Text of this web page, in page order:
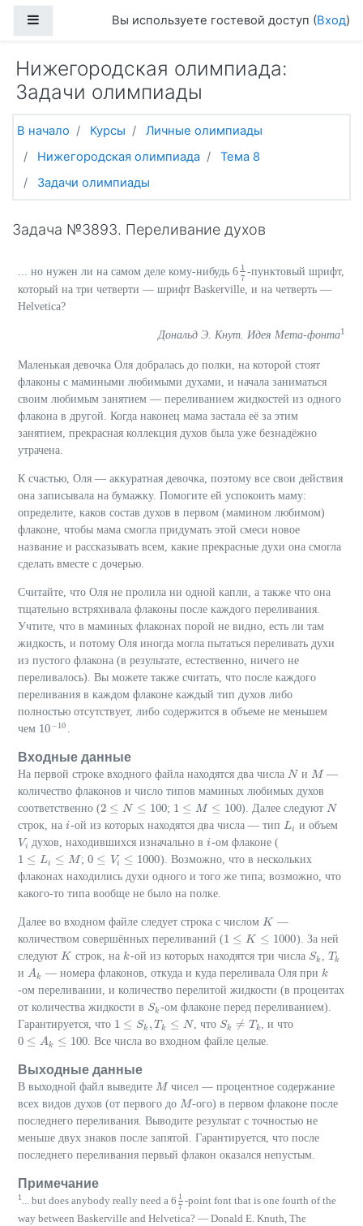
Боковая панельВы используете гостевой доступ (Вход)
Нижегородская олимпиада:
Задачи олимпиады
В начало Курсы
Личные олимпиады
Нижегородская олимпиада
Тема 8
Задачи олимпиады
Задача №3893. Переливание духов
... но нужен ли на самом деле кому-нибудь 6 1
7
17-пунктовый шрифт,
который на три четверти — шрифт Baskerville, и на четверть —
Helvetica?
Дональд Э. Кнут. Идея Мета-фонта1
Маленькая девочка Оля добралась до полки, на которой стоят
флаконы с мамиными любимыми духами, и начала заниматься
своим любимым занятием — переливанием жидкостей из одного
флакона в другой. Когда наконец мама застала её за этим
занятием, прекрасная коллекция духов была уже безнадёжно
утрачена.
К счастью, Оля — аккуратная девочка, поэтому все свои действия
она записывала на бумажку. Помогите ей успокоить маму:
определите, каков состав духов в первом (мамином любимом)
флаконе, чтобы мама смогла придумать этой смеси новое
название и рассказывать всем, какие прекрасные духи она смогла
сделать вместе с дочерью.
Считайте, что Оля не пролила ни одной капли, а также что она
тщательно встряхивала флаконы после каждого переливания.
Учтите, что в маминых флаконах порой не видно, есть ли там
жидкость, и потому Оля иногда могла пытаться переливать духи
из пустого флакона (в результате, естественно, ничего не
переливалось). Вы можете также считать, что после каждого
переливания в каждом флаконе каждый тип духов либо
полностью отсутствует, либо содержится в объеме не меньшем
чем 10−10
10−10 .
Входные данные
На первой строке входного файла находятся два числа N
N иM
M —
количество флаконов и число типов маминых любимых духов
соответственно (2 ≤ N ≤ 100
2 ≤N ≤100 ; 1 ≤ M ≤ 100
1 ≤M≤100 ). Далее следуютN
N
строк, на i
i-ой из которых находятся два числа — тип Li
Li и объем
Vi
Vi духов, находившихся изначально вi
i-ом флаконе (
1 ≤ Li ≤ M
1 ≤L i≤M ;0 ≤ Vi ≤ 1000
0 ≤V ≤1000
). Возможно, что в нескольких
флаконах находились духи одного и того же типа; возможно, что
какого-то типа вообще не было на полке.
Далее во входном файле следует строка с числом K
K —
количеством совершённых переливаний (1 ≤ K ≤ 1000
1 ≤K ≤1000
). За ней
следуют K
K строк, наk
k-ой из которых находятся три числа Sk
Sk , Tk
Tk
и Ak
Ak — номера флаконов, откуда и куда переливала Оля при k
k
-ом переливании, и количество перелитой жидкости (в процентах
от количества жидкости в Sk
Sk-ом флаконе перед переливанием).
Гарантируется, что 1 ≤ Sk , Tk ≤ N
1 ≤S k,T k≤N , что Sk ≠ Tk
Sk ≠T k , и что
0 ≤ Ak ≤ 100
0 ≤A k≤100 . Все числа во входном файле целые.
Выходные данные
В выходной файл выведите M
M чисел — процентное содержание
всех видов духов (от первого до M
M -ого) в первом флаконе после
последнего переливания. Выводите результат с точностью не
меньше двух знаков после запятой. Гарантируется, что после
последнего переливания первый флакон оказался непустым.
Примечание
1... but does anybody really need a 6 1
7
17-point font that is one fourth of the
way between Baskerville and Helvetica? — Donald E. Knuth, The